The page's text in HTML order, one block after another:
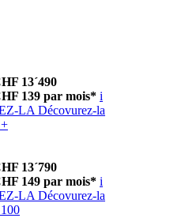
13´490
139 par mois* i
LA Décovurez-la
13´790
149 par mois* i
LA Décovurez-la